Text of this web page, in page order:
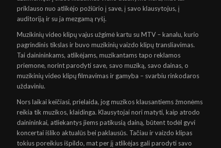
priklauso nuo atlikėjo požiūrio į save, į savo klausytojus, į
auditoriją ir su ja mezgamą ryšį.
Muzikinių video klipų vajus užgimė kartu su MTV – kanalu, kurio
pagrindinis tikslas ir buvo muzikinių vaizdo klipų transliavimas.
Tai dainininkams, atlikėjams, muzikantams tapo reklamos
priemone, norint parodyti save, savo muziką, savo dainas, o
muzikinių video klipų filmavimas ir gamyba – svarbiu rinkodaros
uždaviniu.
Nors laikai keičiasi, prielaida, jog muzikos klausantiems žmonėms
reikia tik muzikos, klaidinga. Klausytojai nori matyti, kaip atrodo
dainininkai, atliekantys jiems patikusią dainą, būtent todėl gyvi
koncertai išliko aktualūs bei paklausūs. Tačiau ir vaizdo klipas
tokius poreikius išpildo, mat per jį atlikėjas gali parodyti savo